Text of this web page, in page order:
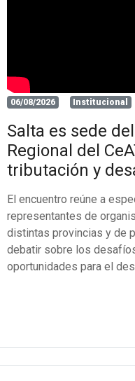
06/08/2026 Institucional
Salta es sede
Regional del
tributación y
El encuentro reúne a
representantes de
distintas provincias y de
debatir sobre los
oportunidades para el